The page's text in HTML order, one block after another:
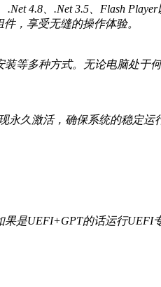
.Net 4.8、.Net 3.5、Flash
，享受无缝的操作体验。
等多种方式。无论电脑处
永久激活，确保系统的稳定
是UEFI+GPT的话运行UEFI